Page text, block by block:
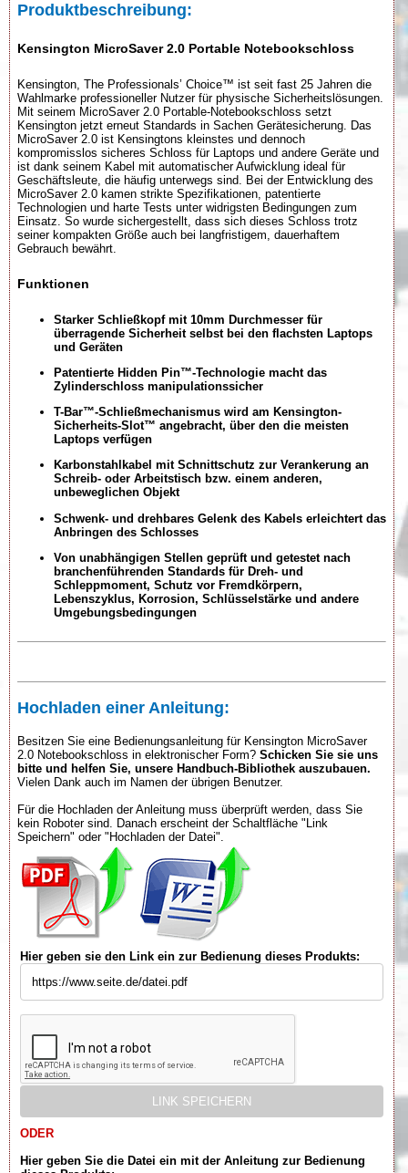
Produktbeschreibung:
Kensington MicroSaver 2.0 Portable Notebookschloss
Kensington, The Professionals’ Choice™ ist seit fast 25 Jahren die
Wahlmarke professioneller Nutzer für physische Sicherheitslösungen.
Mit seinem MicroSaver 2.0 Portable-Notebookschloss setzt
Kensington jetzt erneut Standards in Sachen Gerätesicherung. Das
MicroSaver 2.0 ist Kensingtons kleinstes und dennoch
kompromisslos sicheres Schloss für Laptops und andere Geräte und
ist dank seinem Kabel mit automatischer Aufwicklung ideal für
Geschäftsleute, die häufig unterwegs sind. Bei der Entwicklung des
MicroSaver 2.0 kamen strikte Spezifikationen, patentierte
Technologien und harte Tests unter widrigsten Bedingungen zum
Einsatz. So wurde sichergestellt, dass sich dieses Schloss trotz
seiner kompakten Größe auch bei langfristigem, dauerhaftem
Gebrauch bewährt.
Funktionen
Starker Schließkopf mit 10mm Durchmesser für
überragende Sicherheit selbst bei den flachsten Laptops
und Geräten
Patentierte Hidden Pin™-Technologie macht das
Zylinderschloss manipulationssicher
T-Bar™-Schließmechanismus wird am Kensington-
Sicherheits-Slot™ angebracht, über den die meisten
Laptops verfügen
Karbonstahlkabel mit Schnittschutz zur Verankerung an
Schreib- oder Arbeitstisch bzw. einem anderen,
unbeweglichen Objekt
Schwenk- und drehbares Gelenk des Kabels erleichtert das
Anbringen des Schlosses
Von unabhängigen Stellen geprüft und getestet nach
branchenführenden Standards für Dreh- und
Schleppmoment, Schutz vor Fremdkörpern,
Lebenszyklus, Korrosion, Schlüsselstärke und andere
Umgebungsbedingungen
Hochladen einer Anleitung:
Besitzen Sie eine Bedienungsanleitung für Kensington MicroSaver
2.0 Notebookschloss in elektronischer Form? Schicken Sie sie uns
bitte und helfen Sie, unsere Handbuch-Bibliothek auszubauen.
Vielen Dank auch im Namen der übrigen Benutzer.
Für die Hochladen der Anleitung muss überprüft werden, dass Sie
kein Roboter sind. Danach erscheint der Schaltfläche "Link
Speichern" oder "Hochladen der Datei".
Hier geben sie den Link ein zur Bedienung dieses Produkts:
ODER
Hier geben Sie die Datei ein mit der Anleitung zur Bedienung